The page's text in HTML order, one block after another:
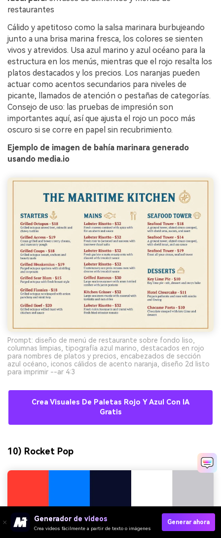
restaurantes
Cálido y apetitoso como la salsa marinara burbujeando
junto a una brisa marina fresca, los colores se sienten
vivos y atrevidos. Usa azul marino y azul océano para la
estructura en los menús, mientras que el rojo resalta los
platos destacados y los precios. Los naranjas pueden
actuar como acentos secundarios para niveles de
picante, llamados de atención o pestañas de categorías.
Consejo de uso: las pruebas de impresión son
importantes aquí, así que ajusta el rojo un poco más
oscuro si se corre en papel sin recubrimiento.
Ejemplo de imagen de bahía marinara generado
usando media.io
Prompt: diseño de menú de restaurante sobre fondo liso,
columnas limpias, tipografía azul marino, destacados en rojo
para nombres de platos y precios, encabezados de sección
azul océano, iconos cálidos de acento naranja, diseño 2d listo
para imprimir --ar 4:3
Crea Visuales De Paletas Rojo Y Azul Con IA
Gratis
10) Rocket Pop
Generador de videos
Crea videos fácilmente a partir de texto o imágenes
Generar ahora